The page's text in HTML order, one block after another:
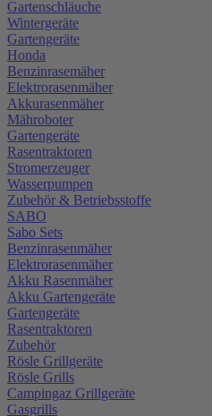
Gartenschläuche
Wintergeräte
Gartengeräte
Honda
Benzinrasemäher
Elektrorasenmäher
Akkurasenmäher
Mähroboter
Gartengeräte
Rasentraktoren
Stromerzeuger
Wasserpumpen
Zubehör & Betriebsstoffe
SABO
Sabo Sets
Benzinrasenmäher
Elektrorasenmäher
Akku Rasenmäher
Akku Gartengeräte
Gartengeräte
Rasentraktoren
Zubehör
Rösle Grillgeräte
Rösle Grills
Campingaz Grillgeräte
Gasgrills